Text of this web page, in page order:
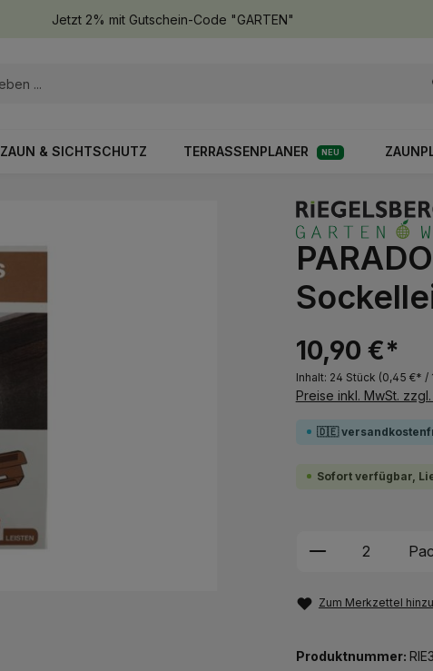
Jetzt 2% mit Gutschein-Code "GARTEN"
ZAUN & SICHTSCHUTZ TERRASSENPLANER NEU
10,90 €*
Inhalt: 24 Stück (0,45 €* /
Preise inkl. MwSt.
🇩🇪
Sofort verfügbar,
Produkt
Zum Merkzettel
Produktnummer: